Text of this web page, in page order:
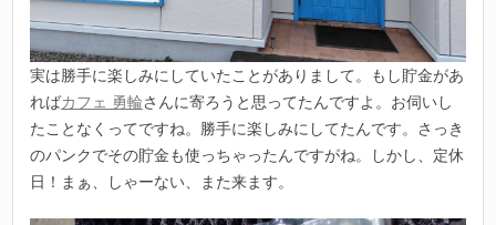
実は勝手に楽しみにしていたことがありまして。もし貯金があ
ればカフェ 勇輪さんに寄ろうと思ってたんですよ。お伺いし
たことなくってですね。勝手に楽しみにしてたんです。さっき
のパンクでその貯金も使っちゃったんですがね。しかし、定休
日！まぁ、しゃーない、また来ます。